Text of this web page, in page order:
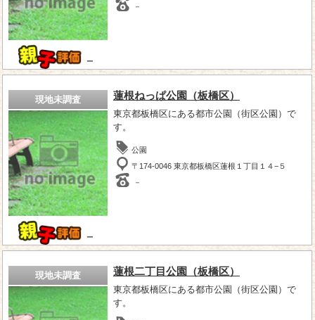
－
－
現地未調査
－
蓮根ねっぱ公園（板橋区）
東京都板橋区にある都市公園（街区公園）で
す。
公園
〒174-0046 東京都板橋区蓮根１丁目１４−５
－
現地未調査 蓮根二丁目公園（板橋区）
東京都板橋区にある都市公園（街区公園）で
す。